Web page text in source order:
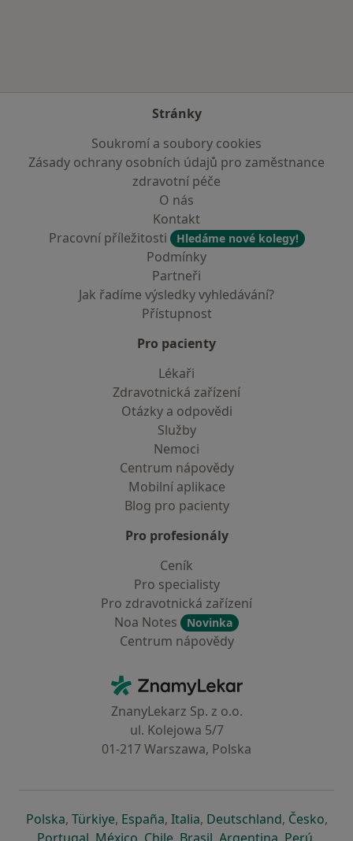
Stránky
Soukromí a soubory cookies
Zásady ochrany osobních údajů pro zaměstnance
zdravotní péče
O nás
Kontakt
Pracovní příležitosti
Hledáme nové kolegy!
Podmínky
Partneři
Jak řadíme výsledky vyhledávání?
Přístupnost
Pro pacienty
Lékaři
Zdravotnická zařízení
Otázky a odpovědi
Služby
Nemoci
Centrum nápovědy
Mobilní aplikace
Blog pro pacienty
Pro profesionály
Ceník
Pro specialisty
Pro zdravotnická zařízení
Noa Notes
Novinka
Centrum nápovědy
ZnamyLekar - Hlavní stránka
ZnanyLekarz Sp. z o.o.
ul. Kolejowa 5/7
01-217 Warszawa, Polska
Polskase otevře v nové záložce
, Türkiyese otevře v nové záložce
, Españase otevře v nové záložce
, Italiase otevře v nové záložce
, Deutschlandse otevře v
, Českose
,
se otevře v nové záložce
se otevře v nové záložce
se otevře v nové záložce
se otevře v novése otevře v